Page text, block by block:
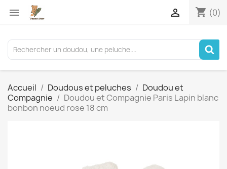
 shopping_cart (0)

Accueil Doudous et peluches
Doudou et
Compagnie
Doudou et Compagnie Paris Lapin blanc
bonbon noeud rose 18 cm